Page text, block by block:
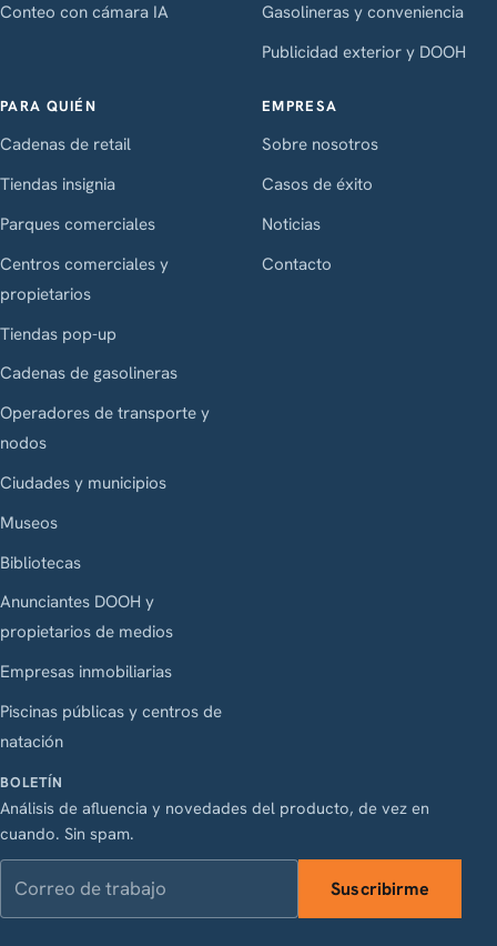
Conteo con cámara IA
Gasolineras y conveniencia
Publicidad exterior y DOOH
PARA QUIÉN
Cadenas de retail
Tiendas insignia
Parques comerciales
Centros comerciales y
propietarios
Tiendas pop-up
Cadenas de gasolineras
Operadores de transporte y
nodos
Ciudades y municipios
Museos
Bibliotecas
Anunciantes DOOH y
propietarios de medios
Empresas inmobiliarias
Piscinas públicas y centros de
natación
EMPRESA
Sobre nosotros
Casos de éxito
Noticias
Contacto
BOLETÍN
Análisis de afluencia y novedades del producto, de vez en
cuando. Sin spam.
Suscribirme